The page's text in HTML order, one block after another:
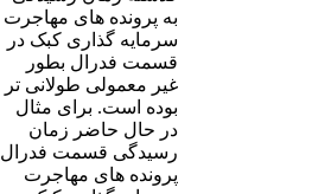
به پرونده های مهاجرت
سرمایه گذاری کبک در
قسمت فدرال بطور
غیر معمولی طولانی تر
بوده است. برای مثال
در حال حاضر زمان
رسیدگی قسمت فدرال
پرونده های مهاجرت